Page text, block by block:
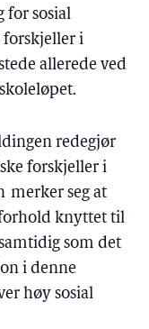
for sosial
forskjeller i
allerede ved
redegjør
forskjeller i
merker seg at
knyttet til
som det
i denne
høy sosial